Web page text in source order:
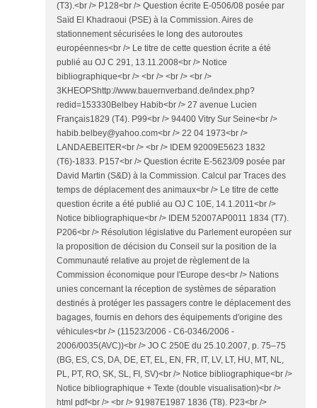
(T3).<br /> P128<br /> Question écrite E-0506/08 posée par
Saïd El Khadraoui (PSE) à la Commission. Aires de
stationnement sécurisées le long des autoroutes
européennes<br /> Le titre de cette question écrite a été
publié au OJ C 291, 13.11.2008<br /> Notice
bibliographique<br /> <br /> <br /> <br />
3KHEOPShttp://www.bauernverband.de/index.php?
redid=153330Belbey Habib<br /> 27 avenue Lucien
Français1829 (T4). P99<br /> 94400 Vitry Sur Seine<br />
habib.belbey@yahoo.com<br /> 22 04 1973<br />
LANDAEBEITER<br /> <br /> IDEM 92009E5623 1832
(T6)-1833. P157<br /> Question écrite E-5623/09 posée par
David Martin (S&D) à la Commission. Calcul par Traces des
temps de déplacement des animaux<br /> Le titre de cette
question écrite a été publié au OJ C 10E, 14.1.2011<br />
Notice bibliographique<br /> IDEM 52007AP0011 1834 (T7).
P206<br /> Résolution législative du Parlement européen sur
la proposition de décision du Conseil sur la position de la
Communauté relative au projet de règlement de la
Commission économique pour l'Europe des<br /> Nations
unies concernant la réception de systèmes de séparation
destinés à protéger les passagers contre le déplacement des
bagages, fournis en dehors des équipements d'origine des
véhicules<br /> (11523/2006 - C6-0346/2006 -
2006/0035(AVC))<br /> JO C 250E du 25.10.2007, p. 75–75
(BG, ES, CS, DA, DE, ET, EL, EN, FR, IT, LV, LT, HU, MT, NL,
PL, PT, RO, SK, SL, FI, SV)<br /> Notice bibliographique<br />
Notice bibliographique + Texte (double visualisation)<br />
html pdf<br /> <br /> 91987E1987 1836 (T8). P23<br />